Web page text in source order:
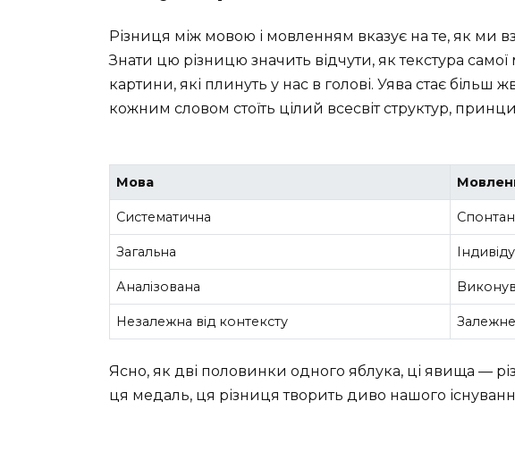
Різниця між мовою і мовленням вказує на те, як ми
Знати цю різницю значить відчути, як текстура
картини, які плинуть у нас в голові. Уява стає більш
кожним словом стоїть цілий всесвіт структур,
Мова
Систематична
Загальна
Аналізована
Незалежна від контексту Залежне
Ясно, як дві половинки одного яблука, ці явища —
ця медаль, ця різниця творить диво нашого